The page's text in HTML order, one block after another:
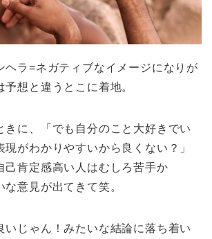
ヘラ=ネガティブなイメージになりが
想と違うとこに着地。
きに、「でも自分のこと大好きでい
現がわかりやすいから良くない？」
己肯定感高い人はむしろ苦手か
な意見が出てきて笑。
いじゃん！みたいな結論に落ち着い